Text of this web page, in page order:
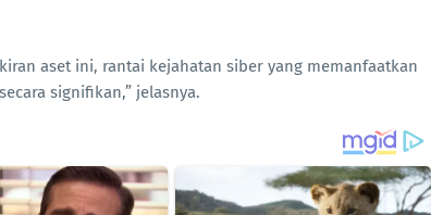
aset ini, rantai kejahatan siber yang memanfaatkan
signifikan,” jelasnya.